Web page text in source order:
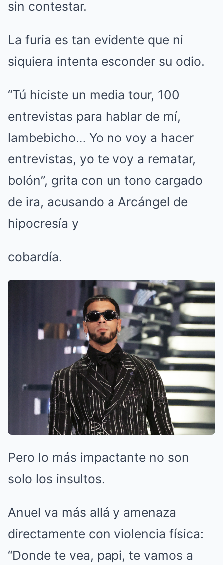
sin contestar.
La furia es tan evidente que ni
siquiera intenta esconder su odio.
“Tú hiciste un media tour, 100
entrevistas para hablar de mí,
lambebicho… Yo no voy a hacer
entrevistas, yo te voy a rematar,
bolón”, grita con un tono cargado
de ira, acusando a Arcángel de
hipocresía y
cobardía.
Pero lo más impactante no son
solo los insultos.
Anuel va más allá y amenaza
directamente con violencia física:
“Donde te vea, papi, te vamos a